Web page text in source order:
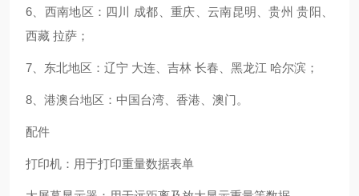
6、西南地区：四川 成都、重庆、云南昆明、贵州 贵阳、
西藏 拉萨；
7、东北地区：辽宁 大连、吉林 长春、黑龙江 哈尔滨；
8、港澳台地区：中国台湾、香港、澳门。
配件
打印机：用于打印重量数据表单